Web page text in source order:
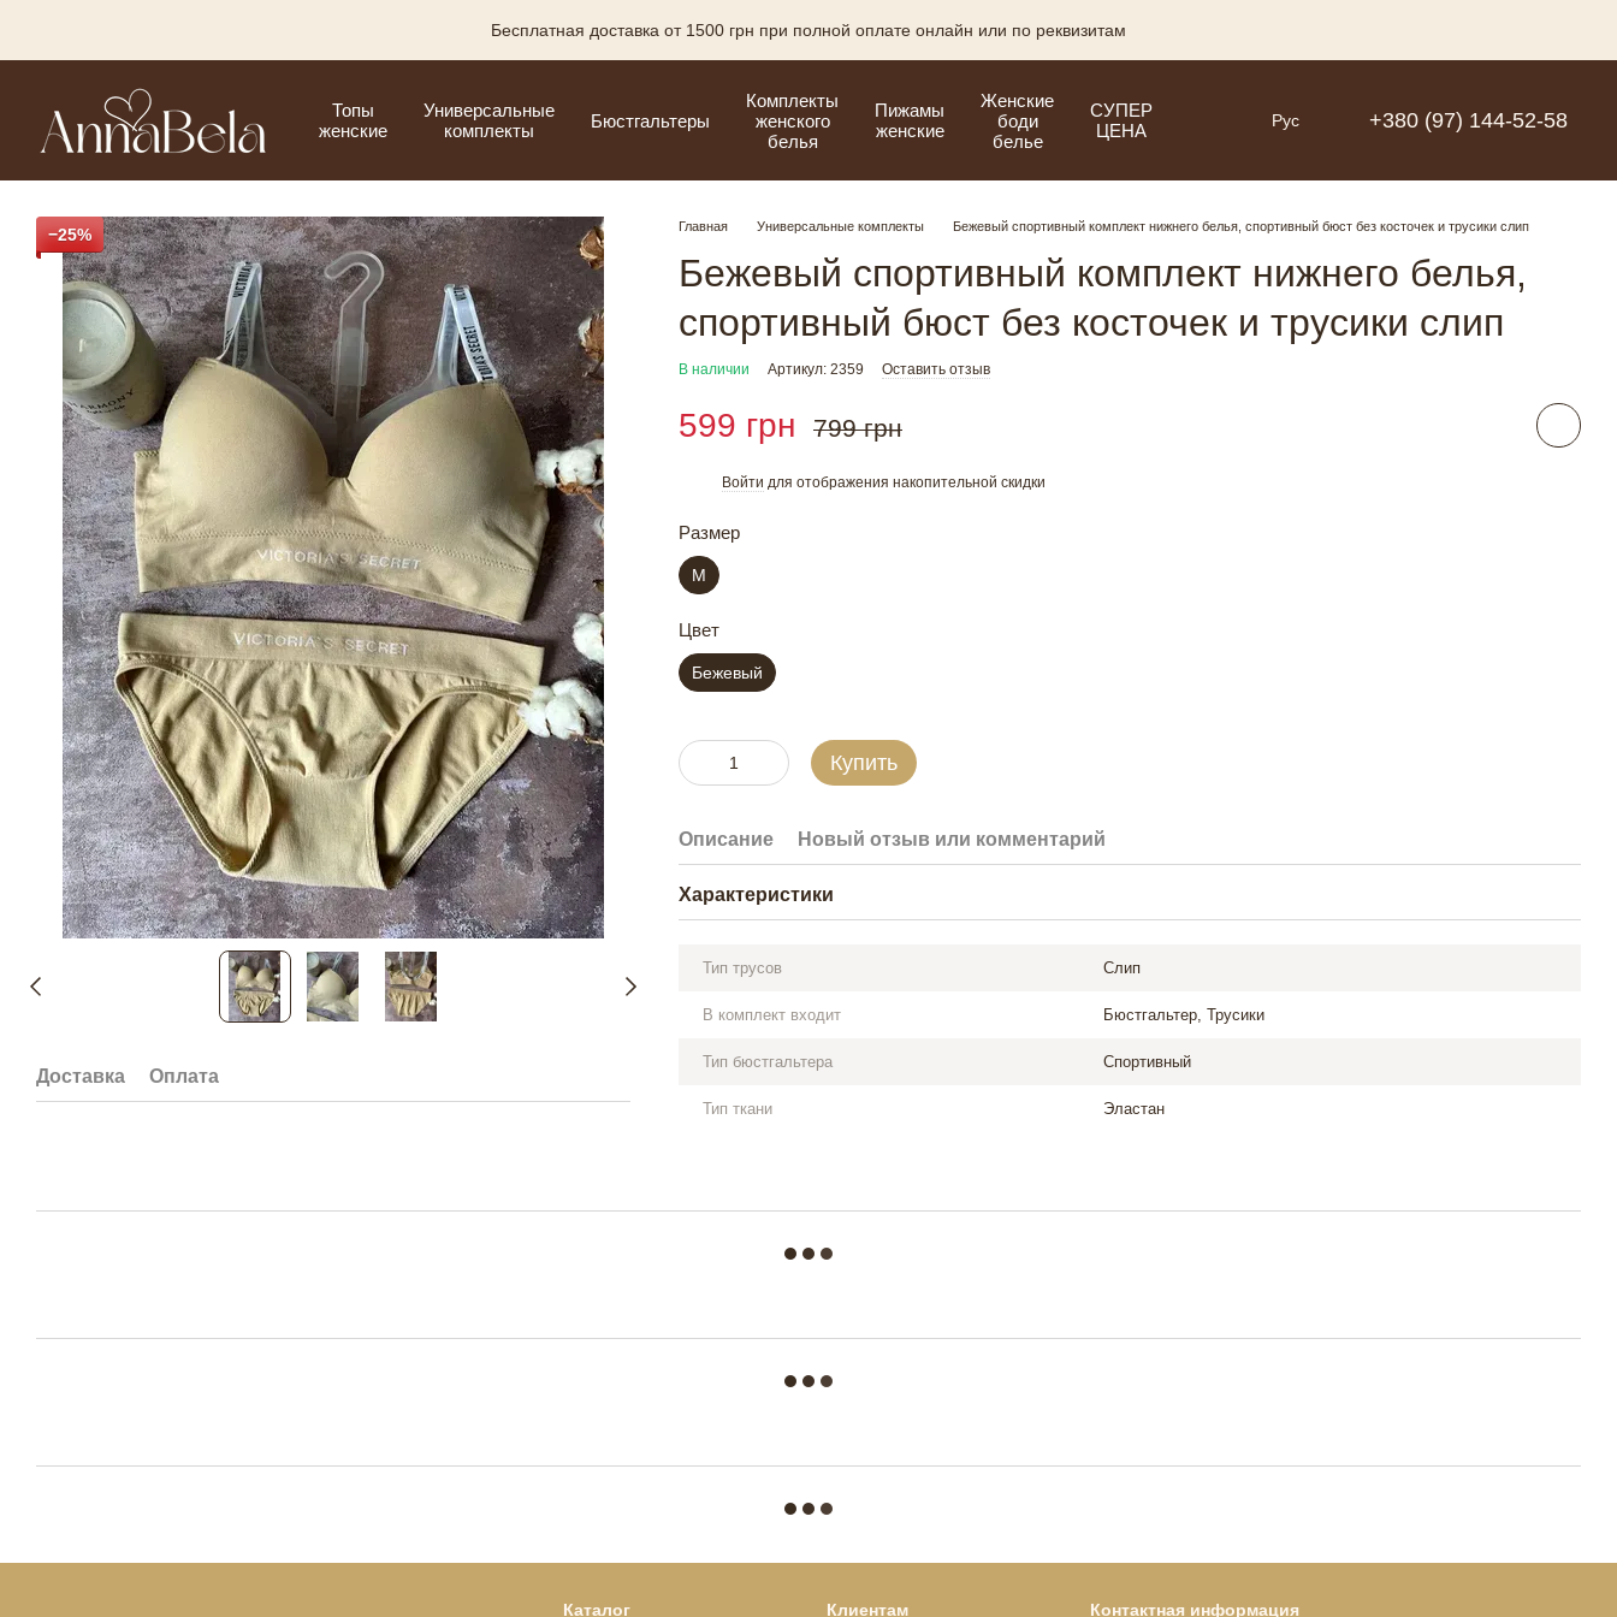
Бесплатная доставка от 1500 грн при полной оплате онлайн или по реквизитам
Топы
женские
Универсальные
комплекты
Бюстгальтеры
Комплекты
женского
белья
Пижамы
женские
Женские
боди
белье
СУПЕР
ЦЕНА
Рус +380 (97) 144-52-58
−25%
Доставка Оплата
Главная Универсальные комплекты Бежевый спортивный комплект нижнего белья, спортивный бюст без косточек и трусики слип
Бежевый спортивный комплект нижнего белья,
спортивный бюст без косточек и трусики слип
В наличии Артикул: 2359 Оставить отзыв
599 грн 799 грн
Войти для отображения накопительной скидки
Размер
M
Цвет
Бежевый
Купить
Описание Новый отзыв или комментарий
Характеристики
Тип трусов Слип
В комплект входит Бюстгальтер, Трусики
Тип бюстгальтера Спортивный
Тип ткани Эластан
Каталог Клиентам Контактная информация